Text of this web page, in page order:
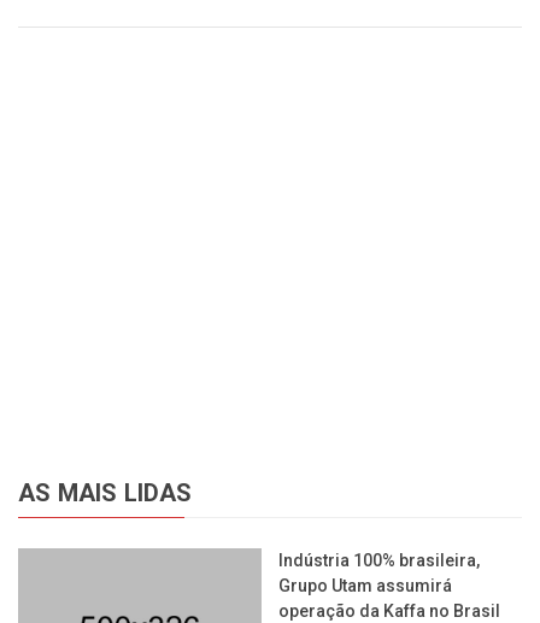
AS MAIS LIDAS
Indústria 100% brasileira,
Grupo Utam assumirá
operação da Kaffa no Brasil